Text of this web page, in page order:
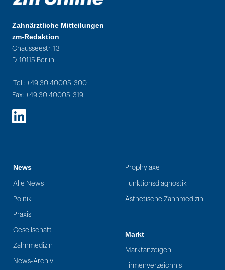
Zahnärztliche Mitteilungen
zm-Redaktion
Chausseestr. 13
D-10115 Berlin
Tel.: +49 30 40005-300
Fax: +49 30 40005-319
LinkedIn
News
Alle News
Politik
Praxis
Gesellschaft
Zahnmedizin
News-Archiv
Prophylaxe
Funktionsdiagnostik
Ästhetische Zahnmedizin
Markt
Marktanzeigen
Firmenverzeichnis